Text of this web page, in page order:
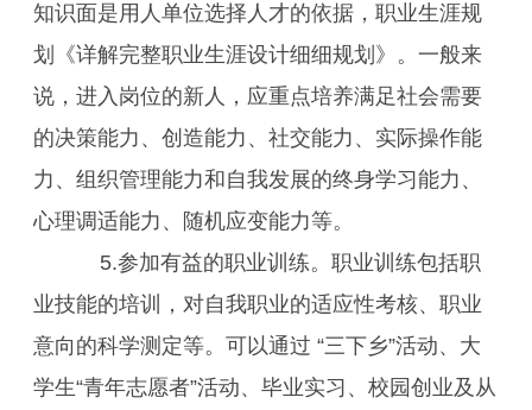
知识面是用人单位选择人才的依据，职业生涯规
划《详解完整职业生涯设计细细规划》。一般来
说，进入岗位的新人，应重点培养满足社会需要
的决策能力、创造能力、社交能力、实际操作能
力、组织管理能力和自我发展的终身学习能力、
心理调适能力、随机应变能力等。
5.参加有益的职业训练。职业训练包括职
业技能的培训，对自我职业的适应性考核、职业
意向的科学测定等。可以通过 “三下乡”活动、大
学生“青年志愿者”活动、毕业实习、校园创业及从